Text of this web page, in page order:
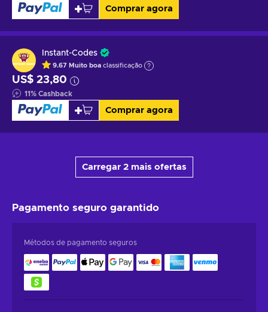
Comprar agora
Instant-Codes
9.67 Muito boa classificação
US$ 23,80
11% Cashback
Comprar agora
Carregar 2 mais ofertas
Pagamento seguro garantido
Métodos de pagamento seguros